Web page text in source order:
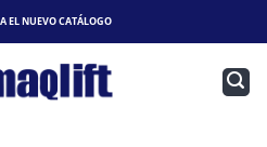
EL NUEVO CATÁLOGO